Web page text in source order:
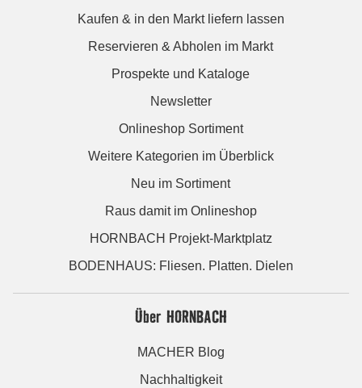
Kaufen & in den Markt liefern lassen
Reservieren & Abholen im Markt
Prospekte und Kataloge
Newsletter
Onlineshop Sortiment
Weitere Kategorien im Überblick
Neu im Sortiment
Raus damit im Onlineshop
HORNBACH Projekt-Marktplatz
BODENHAUS: Fliesen. Platten. Dielen
Über HORNBACH
MACHER Blog
Nachhaltigkeit